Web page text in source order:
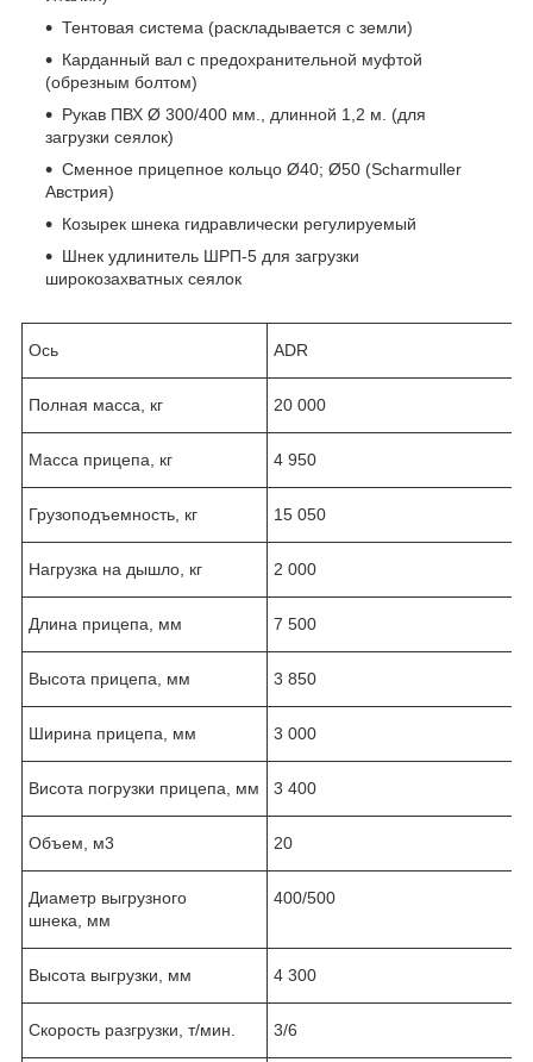
Тентовая система (раскладывается с земли)
Карданный вал с предохранительной муфтой
(обрезным болтом)
Рукав ПВХ Ø 300/400 мм., длинной 1,2 м. (для
загрузки сеялок)
Сменное прицепное кольцо Ø40; Ø50 (Scharmuller
Австрия)
Козырек шнека гидравлически регулируемый
Шнек удлинитель ШРП-5 для загрузки
широкозахватных сеялок
Ось ADR
Полная масса, кг 20 000
Масса прицепа, кг 4 950
Грузоподъемность, кг 15 050
Нагрузка на дышло, кг 2 000
Длина прицепа, мм 7 500
Высота прицепа, мм 3 850
Ширина прицепа, мм 3 000
Висота погрузки прицепа, мм 3 400
Объем, м3 20
Диаметр выгрузного
шнека, мм
400/500
Высота выгрузки, мм 4 300
Скорость разгрузки, т/мин. 3/6